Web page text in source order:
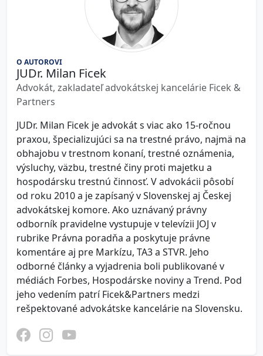
O AUTOROVI
JUDr. Milan Ficek
Advokát, zakladateľ advokátskej kancelárie Ficek &
Partners
JUDr. Milan Ficek je advokát s viac ako 15-ročnou
praxou, špecializujúci sa na trestné právo, najmä na
obhajobu v trestnom konaní, trestné oznámenia,
výsluchy, väzbu, trestné činy proti majetku a
hospodársku trestnú činnosť. V advokácii pôsobí
od roku 2010 a je zapísaný v Slovenskej aj Českej
advokátskej komore. Ako uznávaný právny
odborník pravidelne vystupuje v televízii JOJ v
rubrike Právna poradňa a poskytuje právne
komentáre aj pre Markízu, TA3 a STVR. Jeho
odborné články a vyjadrenia boli publikované v
médiách Forbes, Hospodárske noviny a Trend. Pod
jeho vedením patrí Ficek&Partners medzi
rešpektované advokátske kancelárie na Slovensku.